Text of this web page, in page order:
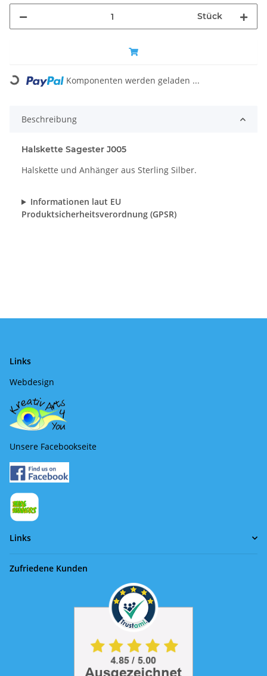
Stück
Loading... Komponenten werden geladen ...
Beschreibung
Halskette Sagester J005
Halskette und Anhänger aus Sterling Silber.
Informationen laut EU
Produktsicherheitsverordnung (GPSR)
Links
Webdesign
Unsere Facebookseite
Links
Zufriedene Kunden